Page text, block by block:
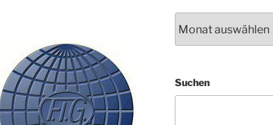
Suchen